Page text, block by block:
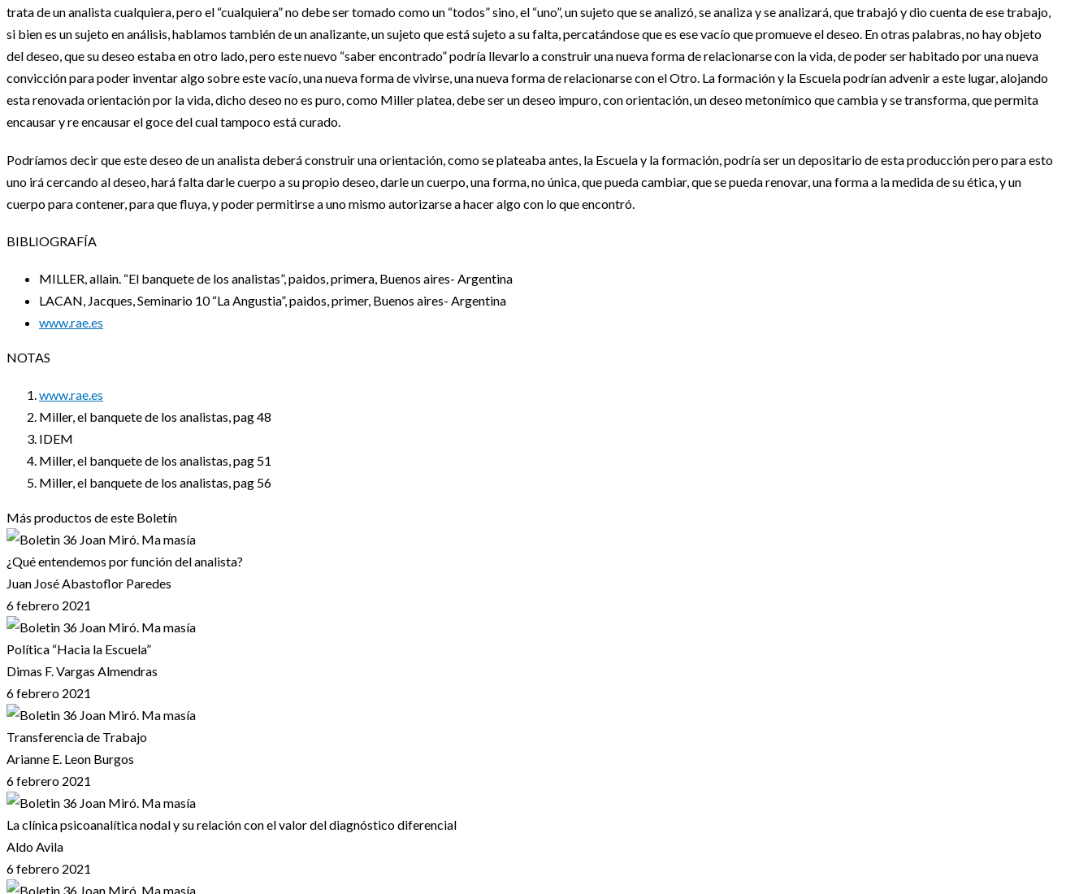
trata de un analista cualquiera, pero el “cualquiera” no debe ser tomado como un “todos” sino, el “uno”, un sujeto que se analizó, se analiza y se analizará, que trabajó y dio cuenta de ese trabajo,
si bien es un sujeto en análisis, hablamos también de un analizante, un sujeto que está sujeto a su falta, percatándose que es ese vacío que promueve el deseo. En otras palabras, no hay objeto
del deseo, que su deseo estaba en otro lado, pero este nuevo “saber encontrado” podría llevarlo a construir una nueva forma de relacionarse con la vida, de poder ser habitado por una nueva
convicción para poder inventar algo sobre este vacío, una nueva forma de vivirse, una nueva forma de relacionarse con el Otro. La formación y la Escuela podrían advenir a este lugar, alojando
esta renovada orientación por la vida, dicho deseo no es puro, como Miller platea, debe ser un deseo impuro, con orientación, un deseo metonímico que cambia y se transforma, que permita
encausar y re encausar el goce del cual tampoco está curado.
Podríamos decir que este deseo de un analista deberá construir una orientación, como se plateaba antes, la Escuela y la formación, podría ser un depositario de esta producción pero para esto
uno irá cercando al deseo, hará falta darle cuerpo a su propio deseo, darle un cuerpo, una forma, no única, que pueda cambiar, que se pueda renovar, una forma a la medida de su ética, y un
cuerpo para contener, para que fluya, y poder permitirse a uno mismo autorizarse a hacer algo con lo que encontró.
BIBLIOGRAFÍA
MILLER, allain. “El banquete de los analistas”, paidos, primera, Buenos aires- Argentina
LACAN, Jacques, Seminario 10 “La Angustia”, paidos, primer, Buenos aires- Argentina
www.rae.es
NOTAS
www.rae.es
Miller, el banquete de los analistas, pag 48
IDEM
Miller, el banquete de los analistas, pag 51
Miller, el banquete de los analistas, pag 56
Más productos de este Boletín
¿Qué entendemos por función del analista?
Juan José Abastoflor Paredes
6 febrero 2021
Política “Hacia la Escuela”
Dimas F. Vargas Almendras
6 febrero 2021
Transferencia de Trabajo
Arianne E. Leon Burgos
6 febrero 2021
La clínica psicoanalítica nodal y su relación con el valor del diagnóstico diferencial
Aldo Avila
6 febrero 2021